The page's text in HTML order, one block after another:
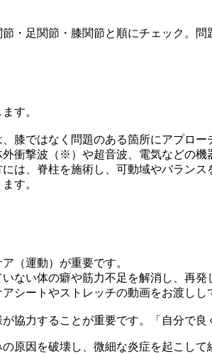
・足関節・膝関節と順にチェック。問
す。
膝ではなく問題のある箇所にアプロー
衝撃波（※）や超音波、電気などの機
は、脊柱を施術し、可動域やバラン
す。
（運動）が重要です。
ない体の癖や筋力不足を解消し、再
シートやストレッチの動画をお渡しし
協力することが重要です。「自分で
原因を破壊し、微細な炎症を起こし